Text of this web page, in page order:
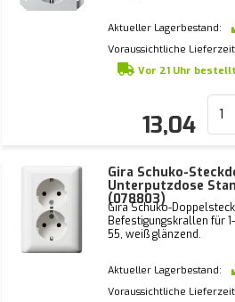
Aktueller Lagerbestand:
Voraussichtliche
Vor 21 Uhr
13,04
Gira Schuko-
Unterputzdose
(078803)
Gira Schuko-
Befestigungskrallen für
55, weiß glänzend.
Aktueller Lagerbestand:
Voraussichtliche